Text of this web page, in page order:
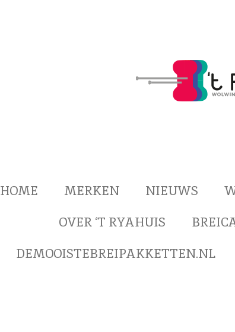
HOME MERKEN NIEUWS
OVER ‘T RYAHUIS
DEMOOISTEBREIPAKKETTEN.NL